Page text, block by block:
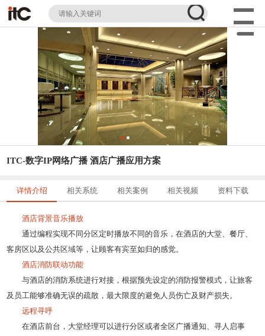
ITC-数字IP网络广播 酒店广播应用方案
详情介绍 相关系统 相关案例 相关视频 资料下载
酒店背景音乐播放
通过编程实现不同分区定时播放不同的音乐，在酒店的大堂、餐厅、
客房区以及公共区域等，让顾客有宾至如归的感觉。
酒店消防联动功能
与酒店的消防系统进行对接，根据预先设定的消防报警模式，让旅客
及员工能够准确无误的疏散，最大限度的避免人员伤亡及财产损失。
远程寻呼
在酒店前台，大堂经理可以进行分区或者全区广播通知、寻人启事